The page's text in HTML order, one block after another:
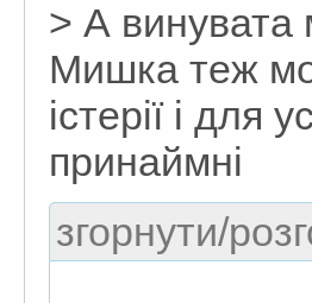
> А
Мишка теж
істерії і
принаймні
згорнути/